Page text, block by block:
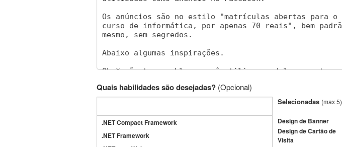
Quais habilidades são desejadas? (Opcional)
.NET Compact Framework
.NET Framework
Selecionadas (max 5)
Design de Banner
Design de Cartão de
Visita